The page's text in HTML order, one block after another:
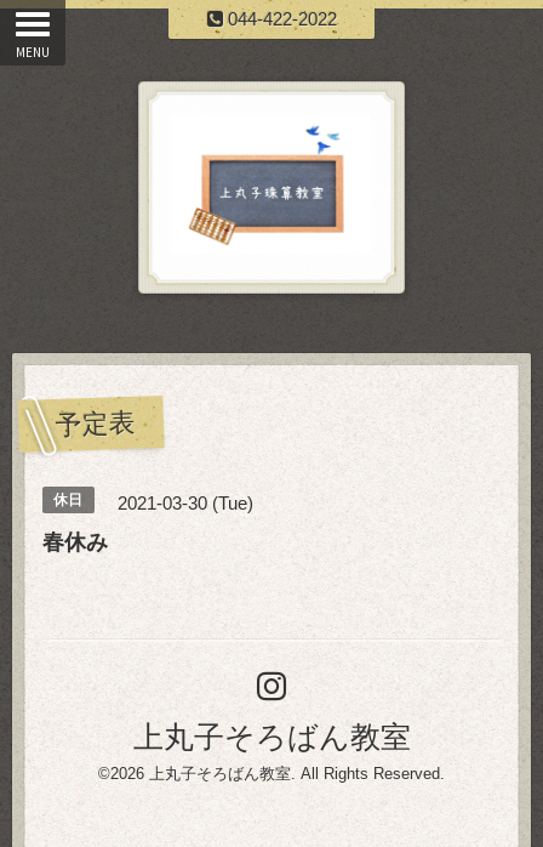
044-422-2022
予定表
休日 2021-03-30 (Tue)
春休み
上丸子そろばん教室
©2026 上丸子そろばん教室 . All Rights Reserved.